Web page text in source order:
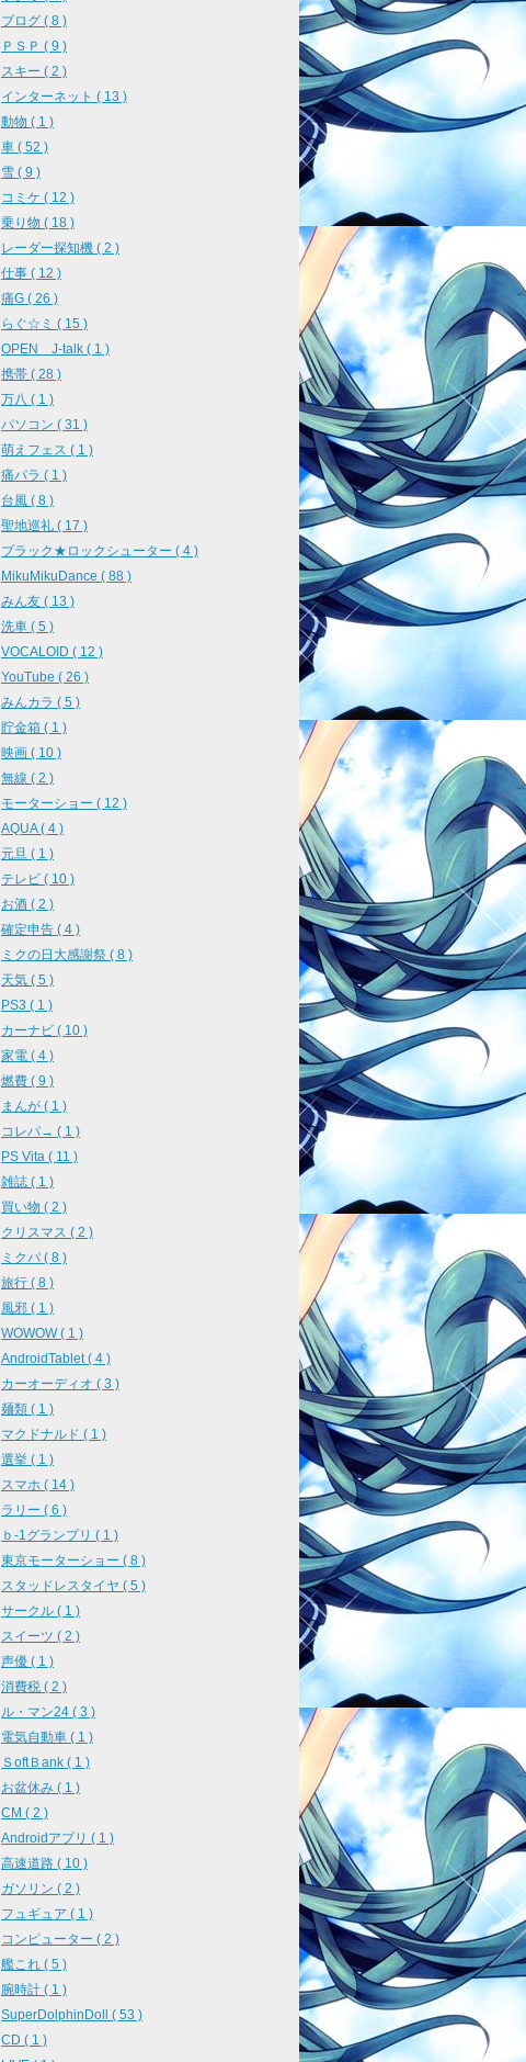
ブログ ( 8 )
ＰＳＰ ( 9 )
スキー ( 2 )
インターネット ( 13 )
動物 ( 1 )
車 ( 52 )
雪 ( 9 )
コミケ ( 12 )
乗り物 ( 18 )
レーダー探知機 ( 2 )
仕事 ( 12 )
痛G ( 26 )
らぐ☆ミ ( 15 )
OPEN J-talk ( 1 )
携帯 ( 28 )
万八 ( 1 )
パソコン ( 31 )
萌えフェス ( 1 )
痛パラ ( 1 )
台風 ( 8 )
聖地巡礼 ( 17 )
ブラック★ロックシューター ( 4 )
MikuMikuDance ( 88 )
みん友 ( 13 )
洗車 ( 5 )
VOCALOID ( 12 )
YouTube ( 26 )
みんカラ ( 5 )
貯金箱 ( 1 )
映画 ( 10 )
無線 ( 2 )
モーターショー ( 12 )
AQUA ( 4 )
元旦 ( 1 )
テレビ ( 10 )
お酒 ( 2 )
確定申告 ( 4 )
ミクの日大感謝祭 ( 8 )
天気 ( 5 )
PS3 ( 1 )
カーナビ ( 10 )
家電 ( 4 )
燃費 ( 9 )
まんが ( 1 )
コレパ→ ( 1 )
PS Vita ( 11 )
雑誌 ( 1 )
買い物 ( 2 )
クリスマス ( 2 )
ミクパ ( 8 )
旅行 ( 8 )
風邪 ( 1 )
WOWOW ( 1 )
AndroidTablet ( 4 )
カーオーディオ ( 3 )
麺類 ( 1 )
マクドナルド ( 1 )
選挙 ( 1 )
スマホ ( 14 )
ラリー ( 6 )
ｂ-1グランプリ ( 1 )
東京モーターショー ( 8 )
スタッドレスタイヤ ( 5 )
サークル ( 1 )
スイーツ ( 2 )
声優 ( 1 )
消費税 ( 2 )
ル・マン24 ( 3 )
電気自動車 ( 1 )
ＳoftＢank ( 1 )
お盆休み ( 1 )
CM ( 2 )
Androidアプリ ( 1 )
高速道路 ( 10 )
ガソリン ( 2 )
フュギュア ( 1 )
コンピューター ( 2 )
艦これ ( 5 )
腕時計 ( 1 )
SuperDolphinDoll ( 53 )
CD ( 1 )